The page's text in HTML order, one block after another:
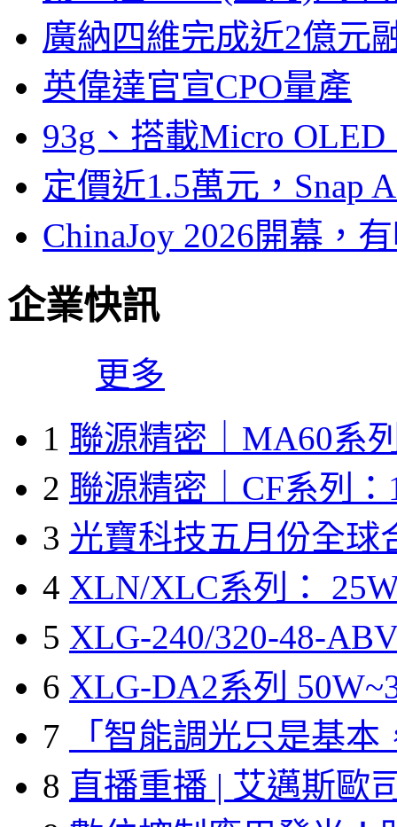
廣納四維完成近2億元
英偉達官宣CPO量產
93g、搭載Micro
定價近1.5萬元，Snap
ChinaJoy 2026開幕，
企業快訊
更多
1 聯源精密｜MA60系
2 聯源精密｜CF系列：
3 光寶科技五月份全球
4 XLN/XLC系列：
5 XLG-240/320-48-
6 XLG-DA2系列
7
「智能調光只是基本
8 直播重播 | 艾邁斯歐